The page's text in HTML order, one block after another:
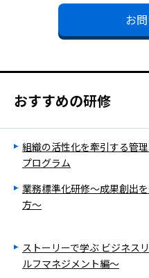
お
おすすめの研修
組織の活性化を牽引する管
プログラム
業務標準化研修～成果創出
方～
ストーリーで学ぶ ビジネス
ルフマネジメント編～